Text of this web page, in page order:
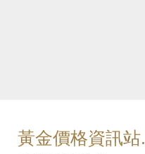
黃金價格資訊站.